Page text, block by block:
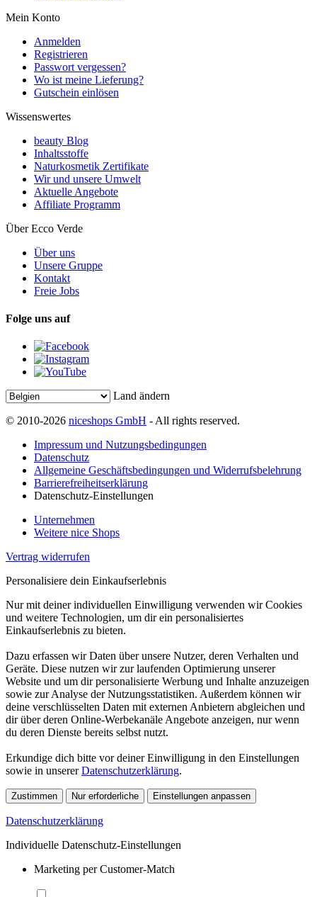
Mein Konto
Anmelden
Registrieren
Passwort vergessen?
Wo ist meine Lieferung?
Gutschein einlösen
Wissenswertes
beauty Blog
Inhaltsstoffe
Naturkosmetik Zertifikate
Wir und unsere Umwelt
Aktuelle Angebote
Affiliate Programm
Über Ecco Verde
Über uns
Unsere Gruppe
Kontakt
Freie Jobs
Folge uns auf
Land ändern
© 2010-2026 niceshops GmbH - All rights reserved.
Impressum und Nutzungsbedingungen
Datenschutz
Allgemeine Geschäftsbedingungen und Widerrufsbelehrung
Barrierefreiheitserklärung
Datenschutz-Einstellungen
Unternehmen
Weitere nice Shops
Vertrag widerrufen
Personalisiere dein Einkaufserlebnis
Nur mit deiner individuellen Einwilligung verwenden wir Cookies
und weitere Technologien, um dir ein personalisiertes
Einkaufserlebnis zu bieten.
Dazu erfassen wir Daten über unsere Nutzer, deren Verhalten und
Geräte. Diese nutzen wir zur laufenden Optimierung unserer
Website und um dir personalisierte Werbung und Inhalte anzuzeigen
sowie zur Analyse der Nutzungsstatistiken. Außerdem können wir
deine verschlüsselten Daten mit externen Anbietern abgleichen und
dir über deren Online-Werbekanäle Angebote anzeigen, nur wenn
du deren Dienste bereits selbst nutzt.
Erkundige dich bitte vor deiner Einwilligung in den Einstellungen
sowie in unsererDatenschutzerklärung.
Zustimmen Nur erforderliche Einstellungen anpassen
Datenschutzerklärung
Individuelle Datenschutz-Einstellungen
Marketing per Customer-Match